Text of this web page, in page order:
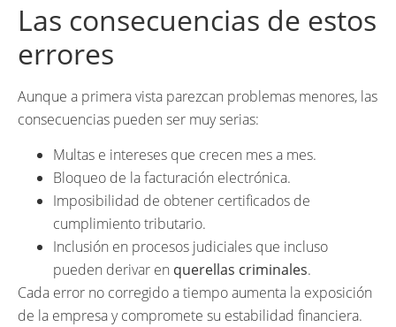
Las consecuencias de estos
errores
Aunque a primera vista parezcan problemas menores, las
consecuencias pueden ser muy serias:
Multas e intereses que crecen mes a mes.
Bloqueo de la facturación electrónica.
Imposibilidad de obtener certificados de
cumplimiento tributario.
Inclusión en procesos judiciales que incluso
pueden derivar en querellas criminales.
Cada error no corregido a tiempo aumenta la exposición
de la empresa y compromete su estabilidad financiera.